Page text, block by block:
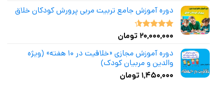
دوره آموزش جامع تربیت مربی پرورش کودکان خلاق
نمره4.50
۲۰,۰۰۰,۰۰۰ تومان
دوره آموزش مجازی «خلاقیت در ۱۰ هفته» (ویژه
والدین و مربیان کودک)
۱,۴۵۰,۰۰۰ تومان